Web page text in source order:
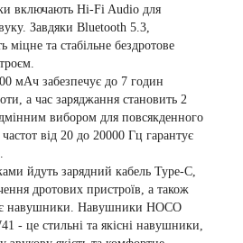
включають Hi-Fi Audio для
Завдяки Bluetooth 5.3,
та стабільне бездротове
мАч забезпечує до 7 годин
а час заряджання становить 2
вибором для повсякденного
від 20 до 20000 Гц гарантує
йдуть зарядний кабель Type-C,
дротових пристроїв, а також
навушники. Навушники HOCO
- це стильні та якісні навушники,